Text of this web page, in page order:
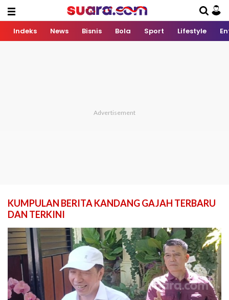
Indeks News Bisnis Bola Sport Lifestyle
KUMPULAN BERITA KANDANG GAJAH TERBARU
DAN TERKINI